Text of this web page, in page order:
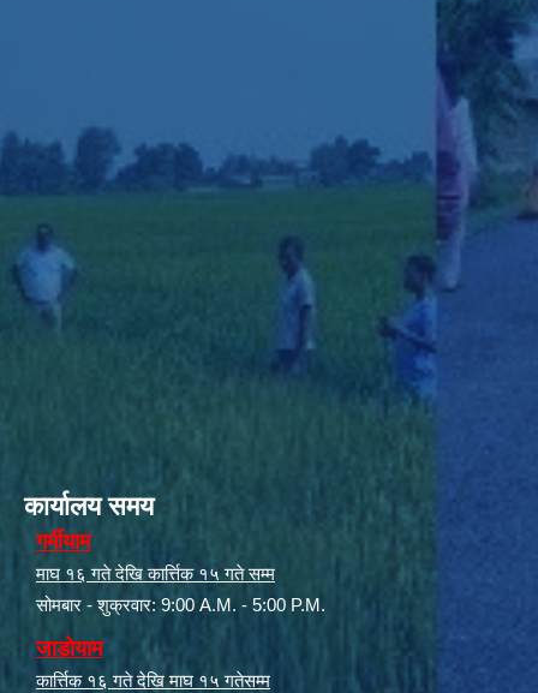
कार्यालय समय
गर्मीयाम
माघ १६ गते देखि कार्त्तिक १५ गते सम्म
सोमबार - शुक्रवार: 9:00 A.M. - 5:00 P.M.
जाडोयाम
कार्त्तिक १६ गते देखि माघ १५ गतेसम्म